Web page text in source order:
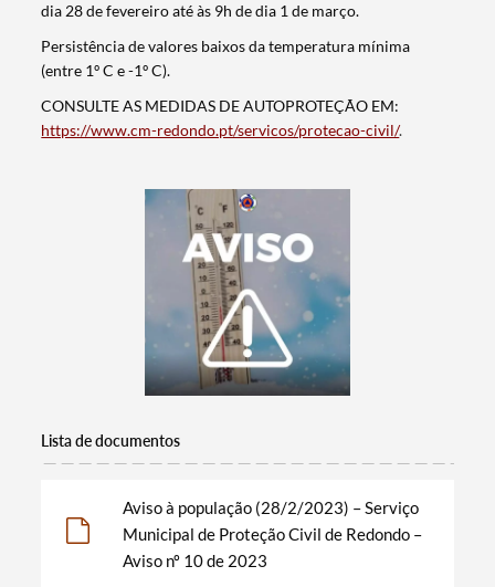
Termo de Pesquisa
Categorias gerais
dia 28 de fevereiro até às 9h de dia 1 de março.
Persistência de valores baixos da temperatura mínima
(entre 1º C e -1º C).
CONSULTE AS MEDIDAS DE AUTOPROTEÇÃO EM:
https://www.cm-redondo.pt/servicos/protecao-civil/.
Lista de documentos
Aviso à população (28/2/2023) – Serviço
Municipal de Proteção Civil de Redondo –
Aviso nº 10 de 2023